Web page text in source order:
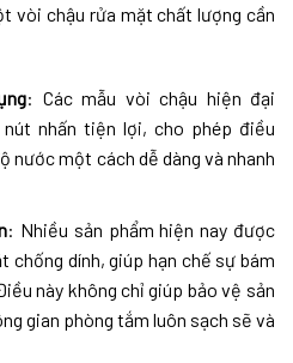
vòi chậu rửa mặt chất lượng cần
: Các mẫu vòi chậu hiện đại
nhấn tiện lợi, cho phép điều
nước một cách dễ dàng và nhanh
: Nhiều sản phẩm hiện nay được
chống dính, giúp hạn chế sự bám
này không chỉ giúp bảo vệ sản
gian phòng tắm luôn sạch sẽ và